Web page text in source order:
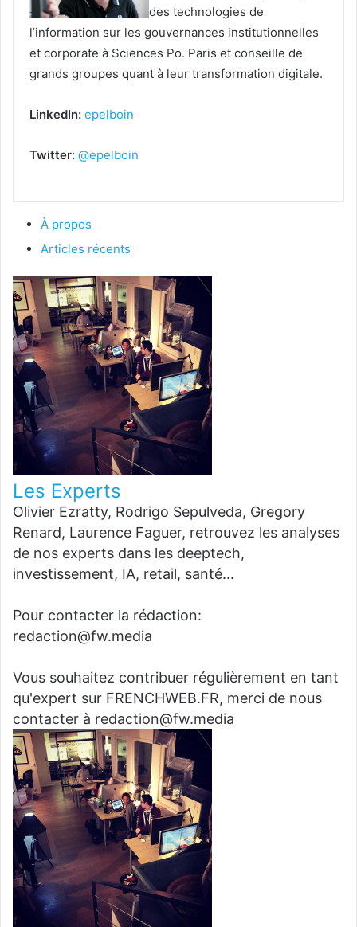
des technologies de
l’information sur les gouvernances institutionnelles
et corporate à Sciences Po. Paris et conseille de
grands groupes quant à leur transformation digitale.
LinkedIn: epelboin
Twitter: @epelboin
À propos
Articles récents
Les Experts
Olivier Ezratty, Rodrigo Sepulveda, Gregory
Renard, Laurence Faguer, retrouvez les analyses
de nos experts dans les deeptech,
investissement, IA, retail, santé...
Pour contacter la rédaction:
redaction@fw.media
Vous souhaitez contribuer régulièrement en tant
qu'expert sur FRENCHWEB.FR, merci de nous
contacter à redaction@fw.media